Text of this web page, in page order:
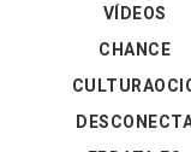
VÍDEOS
CHANCE